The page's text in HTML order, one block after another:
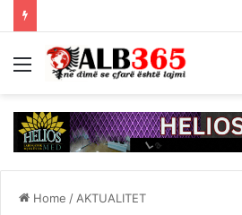
Menu
Home / AKTUALITET